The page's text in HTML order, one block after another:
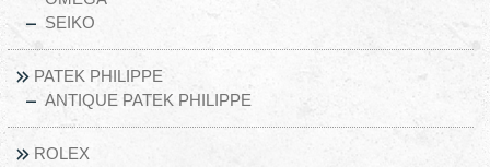
SEIKO
PATEK PHILIPPE
ANTIQUE PATEK PHILIPPE
ROLEX